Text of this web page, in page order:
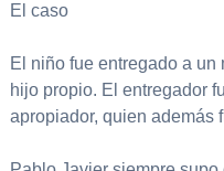
El caso
El niño fue entregado a
hijo propio. El entregador
apropiador, quien además